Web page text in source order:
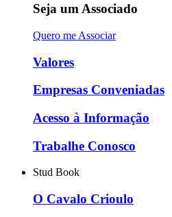
Seja um Associado
Quero me Associar
Valores
Empresas Conveniadas
Acesso à Informação
Trabalhe Conosco
Stud Book
O Cavalo Crioulo